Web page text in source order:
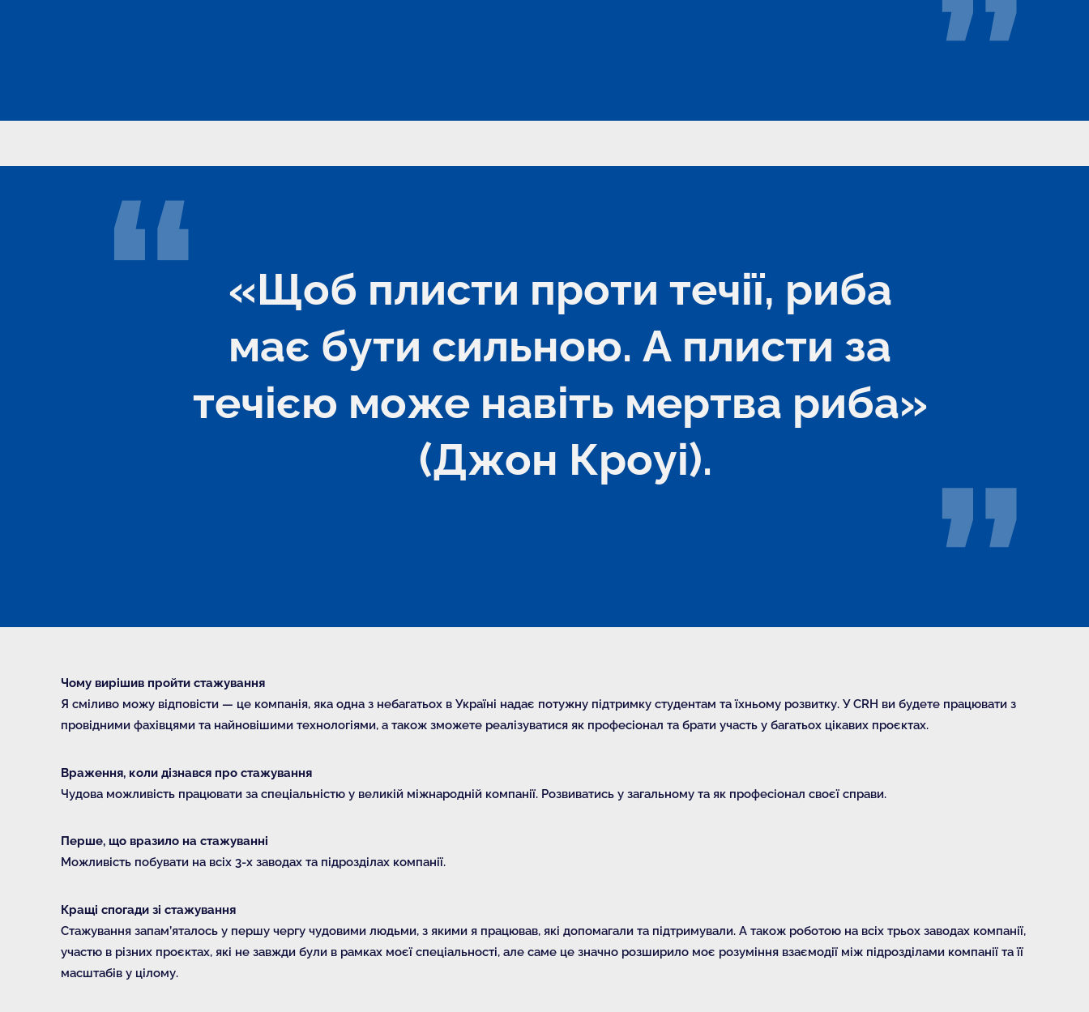
«Щоб плисти проти течії, риба
має бути сильною. А плисти за
течією може навіть мертва риба»
(Джон Кроуі).
Чому вирішив пройти стажування
Я сміливо можу відповісти — це компанія, яка одна з небагатьох в Україні надає потужну підтримку студентам та їхньому розвитку. У CRH ви будете працювати з
провідними фахівцями та найновішими технологіями, а також зможете реалізуватися як професіонал та брати участь у багатьох цікавих проєктах.
Враження, коли дізнався про стажування
Чудова можливість працювати за спеціальністю у великій міжнародній компанії. Розвиватись у загальному та як професіонал своєї справи.
Перше, що вразило на стажуванні
Можливість побувати на всіх 3-х заводах та підрозділах компанії.
Кращі спогади зі стажування
Стажування запам’яталось у першу чергу чудовими людьми, з якими я працював, які допомагали та підтримували. А також роботою на всіх трьох заводах компанії,
участю в різних проєктах, які не завжди були в рамках моєї спеціальності, але саме це значно розширило моє розуміння взаємодії між підрозділами компанії та її
масштабів у цілому.